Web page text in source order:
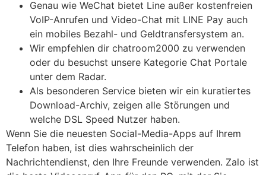
Genau wie WeChat bietet Line außer kostenfreien
VoIP-Anrufen und Video-Chat mit LINE Pay auch
ein mobiles Bezahl- und Geldtransfersystem an.
Wir empfehlen dir chatroom2000 zu verwenden
oder du besuchst unsere Kategorie Chat Portale
unter dem Radar.
Als besonderen Service bieten wir ein kuratiertes
Download-Archiv, zeigen alle Störungen und
welche DSL Speed Nutzer haben.
Wenn Sie die neuesten Social-Media-Apps auf Ihrem
Telefon haben, ist dies wahrscheinlich der
Nachrichtendienst, den Ihre Freunde verwenden. Zalo ist